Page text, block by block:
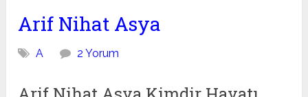
Arif Nihat Asya
A 2 Yorum